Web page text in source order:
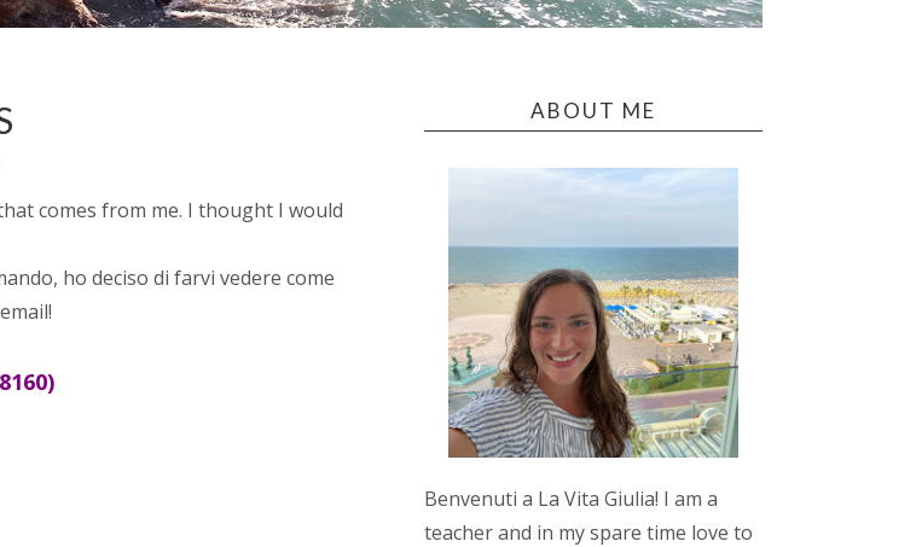
comes from me. I thought I would
ho deciso di farvi vedere come
ABOUT ME
Benvenuti a La Vita Giulia! I am a
teacher and in my spare time love to